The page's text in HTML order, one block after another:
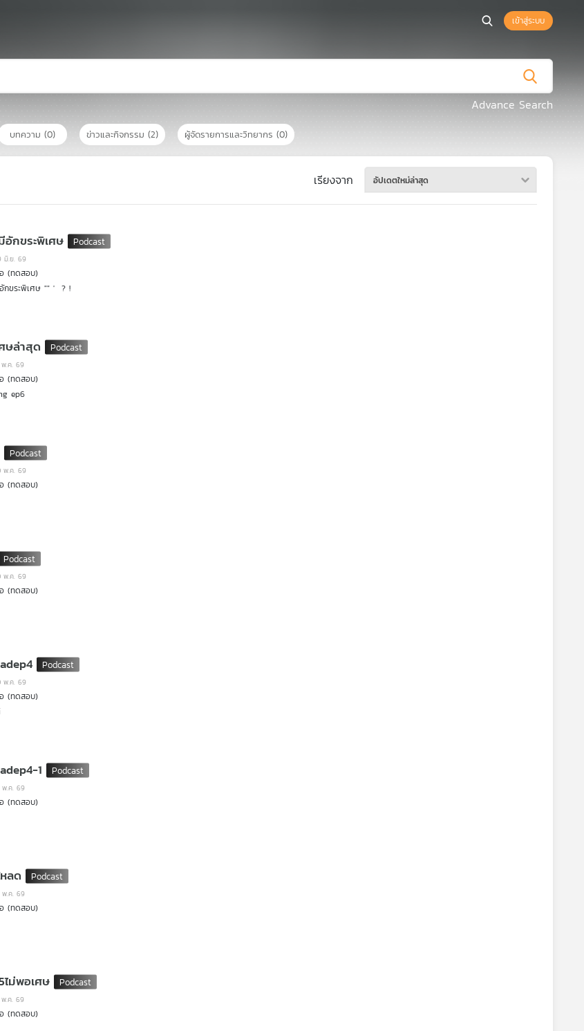
เข้าสู่ระบบ
Advance Search
บทความ (0) ข่าวและกิจกรรม (2) ผู้จัดรายการและวิทยากร (0)
เรียงจาก อัปเดตใหม่ล่าสุด
กขระพิเศษ
มิ.ย. 69
(ทดสอบ)
กขระพิเศษ "" ' ? !
ษล่าสุด
พ.ค. 69
(ทดสอบ)
ep6
พ.ค. 69
(ทดสอบ)
พ.ค. 69
(ทดสอบ)
พ.ค. 69
(ทดสอบ)
1
พ.ค. 69
(ทดสอบ)
ลด
พ.ค. 69
(ทดสอบ)
ไม่พอเศษ
พ.ค. 69
(ทดสอบ)